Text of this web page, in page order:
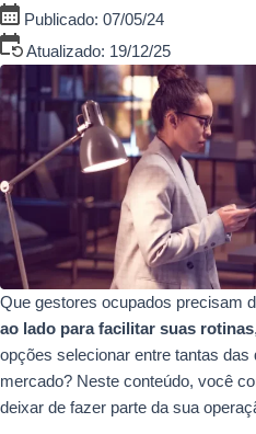
Publicado: 07/05/24
Atualizado: 19/12/25
Que gestores ocupados precisam
ao lado para facilitar suas rotinas
opções selecionar entre tantas
mercado? Neste conteúdo, você
deixar de fazer parte da sua